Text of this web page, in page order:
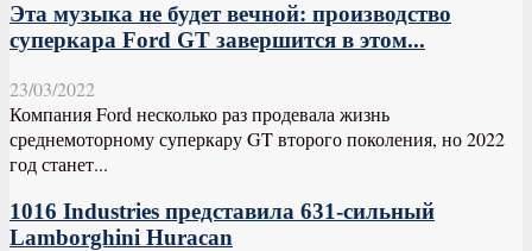
Эта музыка не будет вечной: производство
суперкара Ford GT завершится в этом...
23/03/2022
Компания Ford несколько раз продевала жизнь
среднемоторному суперкару GT второго поколения, но 2022
год станет...
1016 Industries представила 631-сильный
Lamborghini Huracan